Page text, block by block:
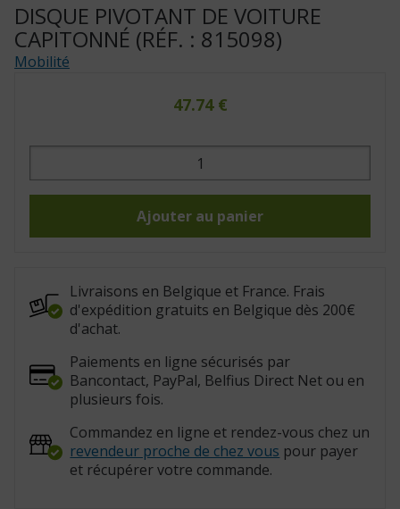
DISQUE PIVOTANT DE VOITURE
CAPITONNÉ (RÉF. : 815098)
Mobilité
47.74 €
quantité
Disque
(Réf.
Ajouter au panier
Livraisons en Belgique et France. Frais
d'expédition gratuits en Belgique dès 200€
d'achat.
Paiements en ligne sécurisés par
Bancontact, PayPal, Belfius Direct Net ou en
plusieurs fois.
Commandez en ligne et rendez-vous chez un
revendeur proche de chez vous pour payer
et récupérer votre commande.